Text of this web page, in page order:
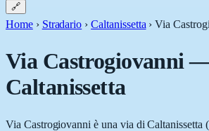
🔗
Home › Stradario › Caltanissetta ›Via
Via Castrogiovanni
Caltanissetta
Via Castrogiovanni è una via di Caltanissetta